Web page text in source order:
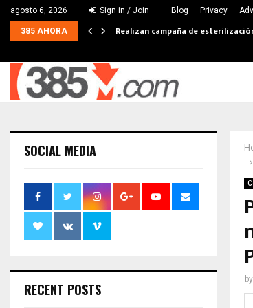
agosto 6, 2026 Sign in / Join Blog Privacy
385 AHORA Realizan campaña de
by
SOCIAL MEDIA
RECENT POSTS